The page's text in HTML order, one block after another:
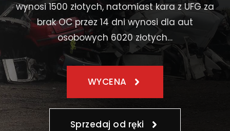
wynosi 1500 złotych, natomiast kara z UFG za
brak OC przez 14 dni wynosi dla aut
osobowych 6020 złotych…
WYCENA
Sprzedaj od ręki